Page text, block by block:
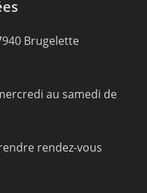
Brugelette
au samedi de
rendez-vous